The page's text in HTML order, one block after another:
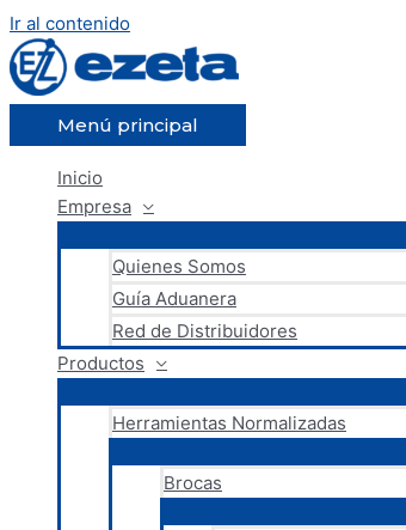
Ir al contenido
Menú principal
Inicio
Empresa
Quienes Somos
Guía Aduanera
Red de Distribuidores
Productos
Herramientas Normalizadas
Brocas